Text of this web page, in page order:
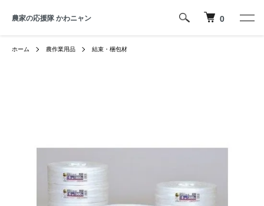
農家の応援隊 かわニャン 0
ホーム 農作業用品 結束・梱包材